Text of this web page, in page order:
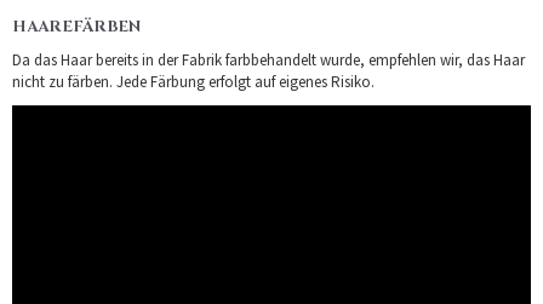
HAAREFÄRBEN
Da das Haar bereits in der Fabrik farbbehandelt wurde, empfehlen wir, das Haar
nicht zu färben. Jede Färbung erfolgt auf eigenes Risiko.